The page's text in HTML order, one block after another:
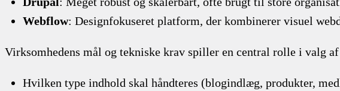
Webflow: Designfokuseret platform, der kombinerer visuel
Virksomhedens mål og tekniske krav spiller en central rolle i valg
Hvilken type indhold skal håndteres (blogindlæg, produkter,